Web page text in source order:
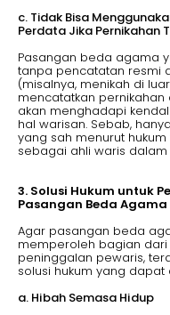
c. Tidak Bisa
Perdata Jika Pernikahan
Pasangan beda agama
tanpa pencatatan resmi
(misalnya, menikah di
mencatatkan pernikahan
akan menghadapi
hal warisan. Sebab,
yang sah menurut
sebagai ahli waris dalam
3. Solusi Hukum untuk
Pasangan Beda Agama
Agar pasangan beda
memperoleh bagian dari
peninggalan pewaris,
solusi hukum yang dapat
a. Hibah Semasa Hidup